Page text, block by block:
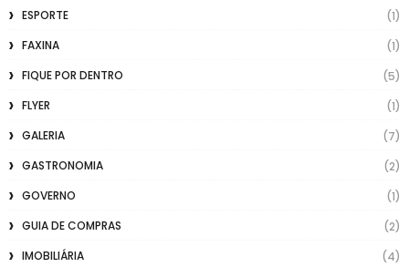
ESPORTE
(1)
FAXINA
(1)
FIQUE POR DENTRO
(5)
FLYER
(1)
GALERIA
(7)
GASTRONOMIA
(2)
GOVERNO
(1)
GUIA DE COMPRAS
(2)
IMOBILIÁRIA
(4)